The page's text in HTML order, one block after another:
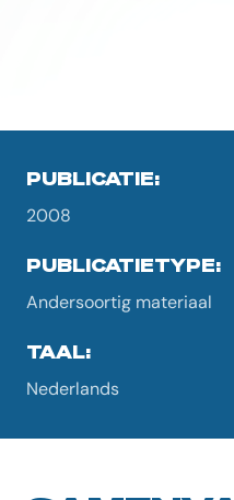
PUBLICATIE:
2008
PUBLICATIETYPE:
Andersoortig materiaal
TAAL:
Nederlands